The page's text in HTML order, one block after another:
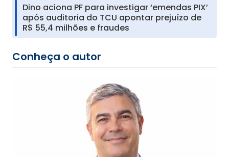
Dino aciona PF para investigar ‘emendas PIX’
após auditoria do TCU apontar prejuízo de
R$ 55,4 milhões e fraudes
Conheça o autor